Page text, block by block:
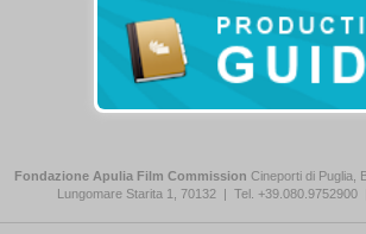
Fondazione Apulia Film Commission Cineporti di Puglia,
Lungomare Starita 1, 70132 | Tel. +39.080.9752900